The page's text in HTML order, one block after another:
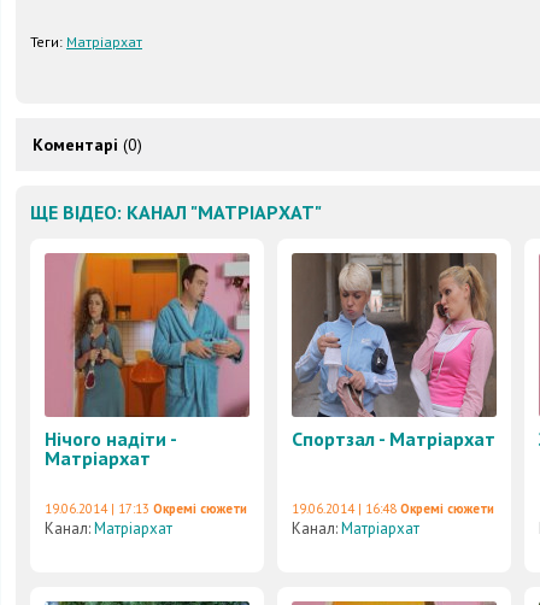
Теги: Матріархат
Коментарі (0)
ЩЕ ВІДЕО: КАНАЛ "МАТРІАРХАТ"
Нічого надіти -
Матріархат
19.06.2014 | 17:13 Окремі сюжети
Канал:Матріархат
Спортзал - Матріархат
19.06.2014 | 16:48 Окремі сюжети
Канал:Матріархат